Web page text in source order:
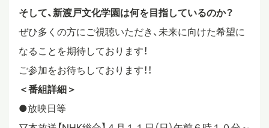
そして、新渡戸文化学園は何を目指しているのか？
ぜひ多くの方にご視聴いただき、未来に向けた希望に
なることを期待しております！
ご参加をお待ちしております！！
＜番組詳細＞
●放映日等